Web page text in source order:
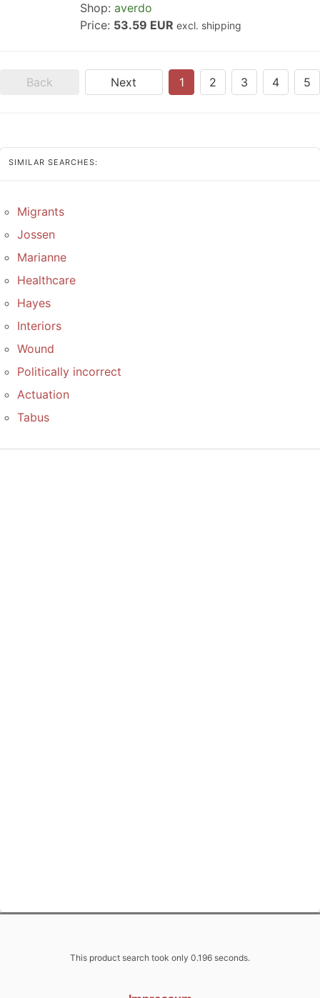
Shop: averdo
Price: 53.59 EUR excl. shipping
Back Next 1 2 3 4 5
SIMILAR SEARCHES:
Migrants
Jossen
Marianne
Healthcare
Hayes
Interiors
Wound
Politically incorrect
Actuation
Tabus
This product search took only 0.196 seconds.